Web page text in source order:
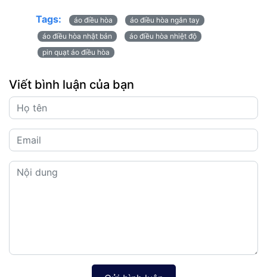
Tags: áo điều hòa
áo điều hòa ngắn tay
áo điều hòa nhật bản
áo điều hòa nhiệt độ
pin quạt áo điều hòa
Viết bình luận của bạn